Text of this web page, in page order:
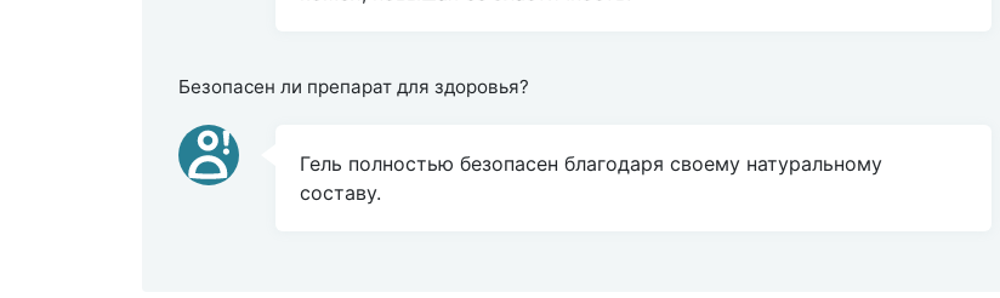
Безопасен ли препарат для здоровья?
Гель полностью безопасен благодаря своему натуральному
составу.